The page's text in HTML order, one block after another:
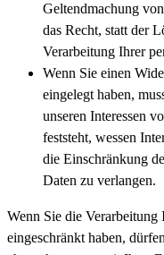
Geltendmachung
das Recht, statt der
Verarbeitung Ihrer
Wenn Sie einen
eingelegt haben,
unseren Interessen
feststeht, wessen
die Einschränkung
Daten zu verlangen.
Wenn Sie die Verarbeitung
eingeschränkt haben,